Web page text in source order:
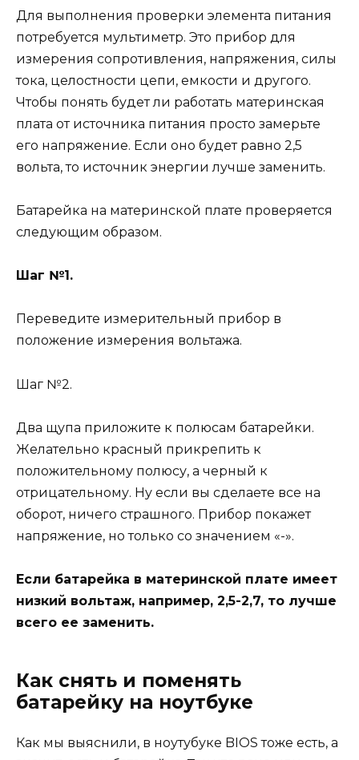
Для выполнения проверки элемента питания
потребуется мультиметр. Это прибор для
измерения сопротивления, напряжения, силы
тока, целостности цепи, емкости и другого.
Чтобы понять будет ли работать материнская
плата от источника питания просто замерьте
его напряжение. Если оно будет равно 2,5
вольта, то источник энергии лучше заменить.
Батарейка на материнской плате проверяется
следующим образом.
Шаг №1.
Переведите измерительный прибор в
положение измерения вольтажа.
Шаг №2.
Два щупа приложите к полюсам батарейки.
Желательно красный прикрепить к
положительному полюсу, а черный к
отрицательному. Ну если вы сделаете все на
оборот, ничего страшного. Прибор покажет
напряжение, но только со значением «-».
Если батарейка в материнской плате имеет
низкий вольтаж, например, 2,5-2,7, то лучше
всего ее заменить.
Как снять и поменять
батарейку на ноутбуке
Как мы выяснили, в ноутубуке BIOS тоже есть, а